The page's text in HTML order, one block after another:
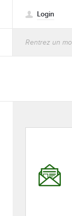
Login